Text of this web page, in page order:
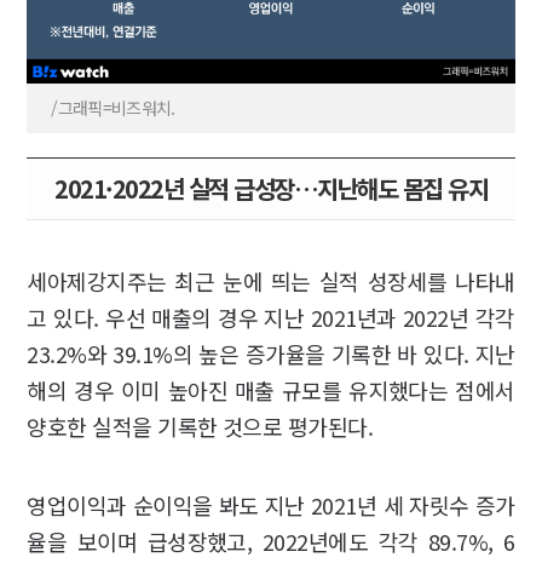
/그래픽=비즈워치.
2021·2022년 실적 급성장…지난해도 몸집 유지
세아제강지주는 최근 눈에 띄는 실적 성장세를 나타내
고 있다. 우선 매출의 경우 지난 2021년과 2022년 각각
23.2%와 39.1%의 높은 증가율을 기록한 바 있다. 지난
해의 경우 이미 높아진 매출 규모를 유지했다는 점에서
양호한 실적을 기록한 것으로 평가된다.
영업이익과 순이익을 봐도 지난 2021년 세 자릿수 증가
율을 보이며 급성장했고, 2022년에도 각각 89.7%, 6